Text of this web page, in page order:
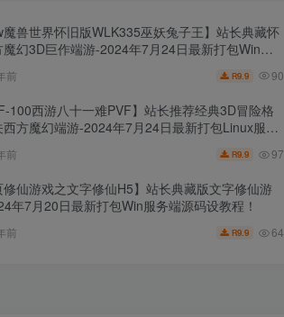
魔兽世界怀旧版WLK335巫妖兔子王】站长典藏怀
魔幻3D巨作端游-2024年7月24日最新打包Win服
视频架设教程-网页注册-GM指令教程-完整PC客
前 R9.9 90
100西游八十一难PVF】站长推荐经典3D冒险格
西方魔幻端游-2024年7月24日最新打包Linux服务
频架设教程-等级补丁-配套完整客户端！
前 R9.9 97
修仙游戏之文字修仙H5】站长典藏版文字修仙游
年7月20日最新打包Win服务端源码设教程！
前 R9.9 64